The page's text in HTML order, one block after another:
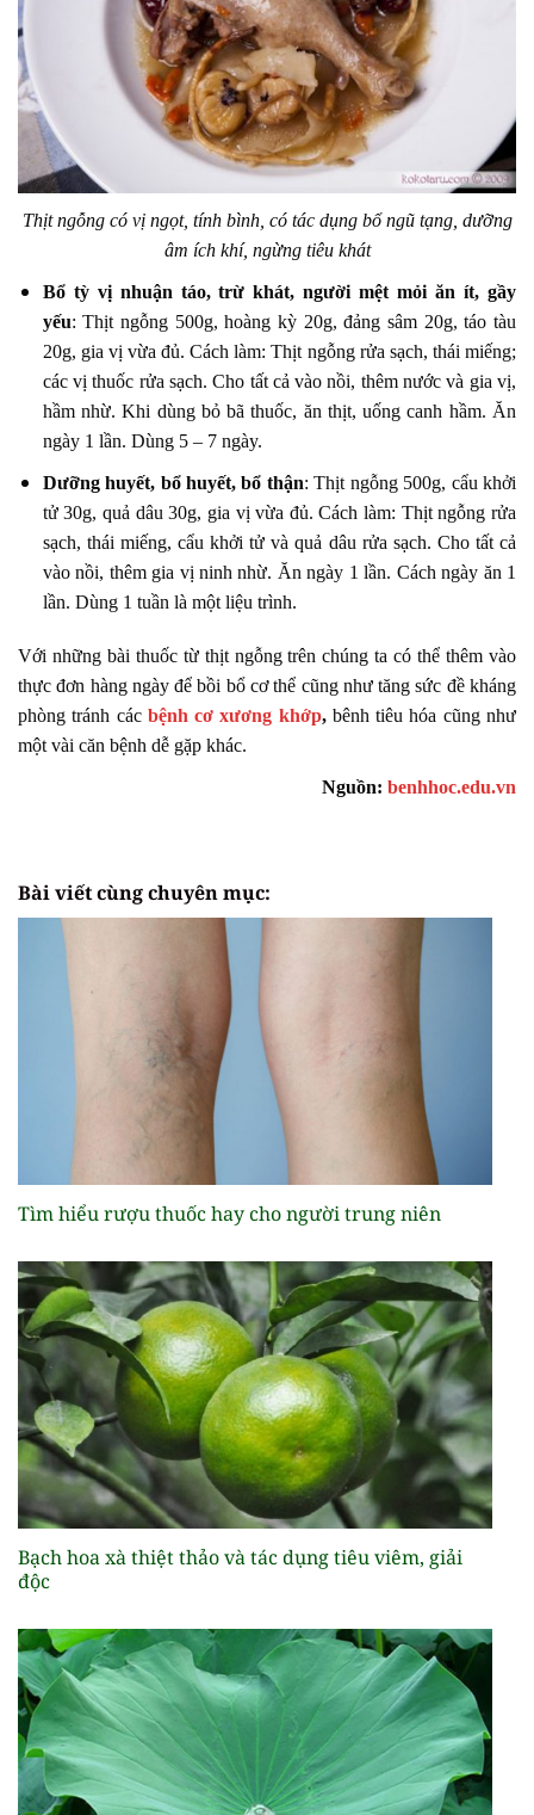
Thịt ngỗng có vị ngọt, tính bình, có tác dụng bổ ngũ tạng, dưỡng
âm ích khí, ngừng tiêu khát
Bổ tỳ vị nhuận táo, trừ khát, người mệt mỏi ăn ít, gầy
yếu: Thịt ngỗng 500g, hoàng kỳ 20g, đảng sâm 20g, táo tàu
20g, gia vị vừa đủ. Cách làm: Thịt ngỗng rửa sạch, thái miếng;
các vị thuốc rửa sạch. Cho tất cả vào nồi, thêm nước và gia vị,
hầm nhừ. Khi dùng bỏ bã thuốc, ăn thịt, uống canh hầm. Ăn
ngày 1 lần. Dùng 5 – 7 ngày.
Dưỡng huyết, bổ huyết, bổ thận: Thịt ngỗng 500g, cẩu khởi
tử 30g, quả dâu 30g, gia vị vừa đủ. Cách làm: Thịt ngỗng rửa
sạch, thái miếng, cẩu khởi tử và quả dâu rửa sạch. Cho tất cả
vào nồi, thêm gia vị ninh nhừ. Ăn ngày 1 lần. Cách ngày ăn 1
lần. Dùng 1 tuần là một liệu trình.
Với những bài thuốc từ thịt ngỗng trên chúng ta có thể thêm vào
thực đơn hàng ngày để bồi bổ cơ thể cũng như tăng sức đề kháng
phòng tránh các bệnh cơ xương khớp, bênh tiêu hóa cũng như
một vài căn bệnh dễ gặp khác.
Nguồn: benhhoc.edu.vn
Bài viết cùng chuyên mục:
Tìm hiểu rượu thuốc hay cho người trung niên
Bạch hoa xà thiệt thảo và tác dụng tiêu viêm, giải
độc